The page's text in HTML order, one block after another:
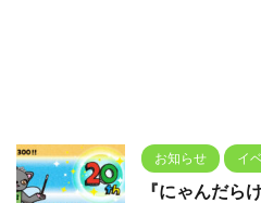
お知らせ イ
『にゃんだら